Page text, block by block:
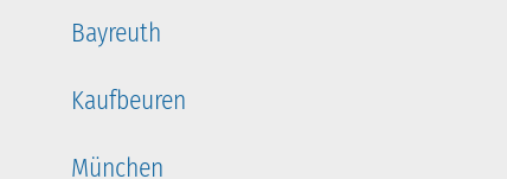
Bayreuth
Kaufbeuren
München